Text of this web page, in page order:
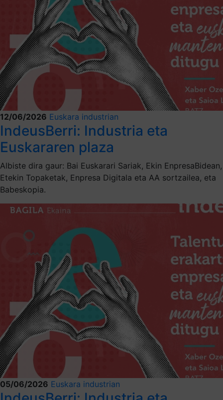
12/06/2026 Euskara industrian
IndeusBerri: Industria eta
Euskararen plaza
Albiste dira gaur: Bai Euskarari Sariak, Ekin EnpresaBidean,
Etekin Topaketak, Enpresa Digitala eta AA sortzailea, eta
Babeskopia.
05/06/2026 Euskara industrian